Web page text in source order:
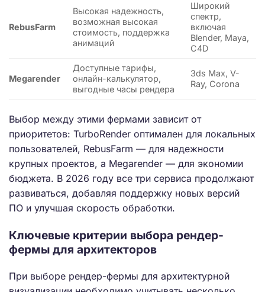
RebusFarm
Высокая надежность,
возможная высокая
стоимость, поддержка
анимаций
Широкий
спектр,
включая
Blender, Maya,
C4D
Megarender
Доступные тарифы,
онлайн-калькулятор,
выгодные часы рендера
3ds Max, V-
Ray, Corona
Выбор между этими фермами зависит от
приоритетов: TurboRender оптимален для локальных
пользователей, RebusFarm — для надежности
крупных проектов, а Megarender — для экономии
бюджета. В 2026 году все три сервиса продолжают
развиваться, добавляя поддержку новых версий
ПО и улучшая скорость обработки.
Ключевые критерии выбора рендер-
фермы для архитекторов
При выборе рендер-фермы для архитектурной